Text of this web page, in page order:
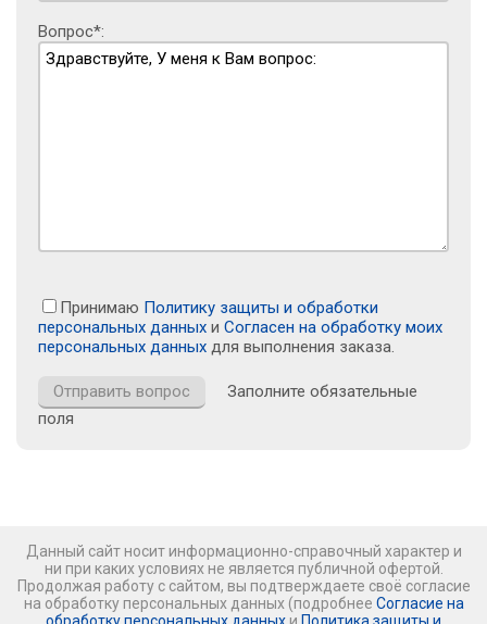
Вопрос*:
Принимаю Политику защиты и обработки
персональных данных и Согласен на обработку моих
персональных данных для выполнения заказа.
Заполните обязательные
поля
Данный сайт носит информационно-справочный характер и
ни при каких условиях не является публичной офертой.
Продолжая работу с сайтом, вы подтверждаете своё согласие
на обработку персональных данных (подробнее Согласие на